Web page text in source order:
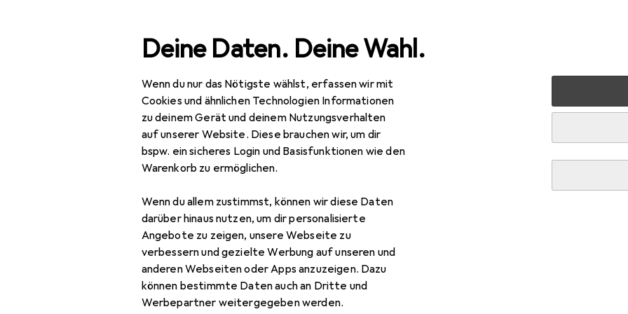
Deine Daten. Deine Wahl.
Wenn du nur das Nötigste wählst, erfassen wir mit
Cookies und ähnlichen Technologien Informationen
zu deinem Gerät und deinem Nutzungsverhalten
auf unserer Website. Diese brauchen wir, um dir
bspw. ein sicheres Login und Basisfunktionen wie den
Warenkorb zu ermöglichen.
Wenn du allem zustimmst, können wir diese Daten
darüber hinaus nutzen, um dir personalisierte
Angebote zu zeigen, unsere Webseite zu
verbessern und gezielte Werbung auf unseren und
anderen Webseiten oder Apps anzuzeigen. Dazu
können bestimmte Daten auch an Dritte und
Werbepartner weitergegeben werden.
Navigation nach Kategorien Gesamtsortiment Baby + Eltern Kinderzimmer